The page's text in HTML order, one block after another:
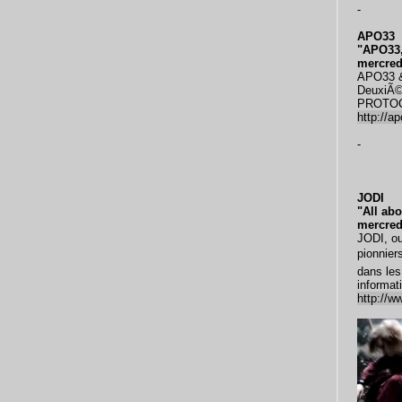
-
APO33
APO33
http://
-
JODI
"All
JODI,
dans
http://